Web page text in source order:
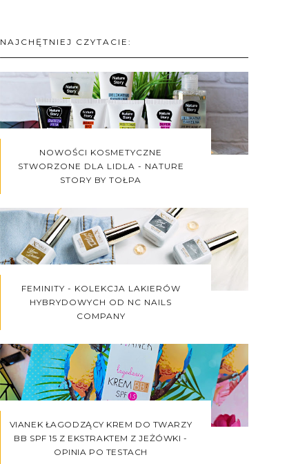
NAJCHĘTNIEJ CZYTACIE:
NOWOŚCI KOSMETYCZNE
STWORZONE DLA LIDLA - NATURE
STORY BY TOŁPA
FEMINITY - KOLEKCJA LAKIERÓW
HYBRYDOWYCH OD NC NAILS
COMPANY
VIANEK ŁAGODZĄCY KREM DO TWARZY
BB SPF 15 Z EKSTRAKTEM Z JEŻÓWKI -
OPINIA PO TESTACH